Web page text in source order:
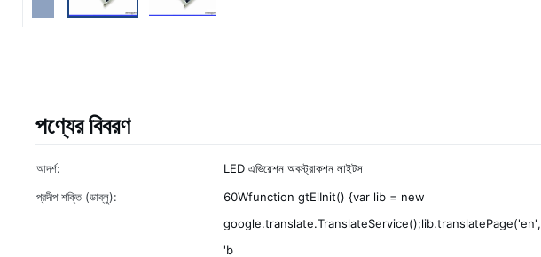
পণ্যের বিবরণ
আদর্শ: LED এভিয়েশন অবস্ট্রাকশন লাইটস
প্রদীপ শক্তি (ডাব্লু):
60Wfunction gtElInit() {var lib = new
google.translate.TranslateService();lib.translatePage('en',
'b